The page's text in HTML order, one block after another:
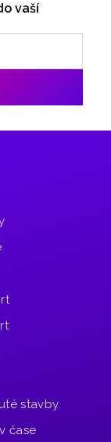
vaší
stavby
čase